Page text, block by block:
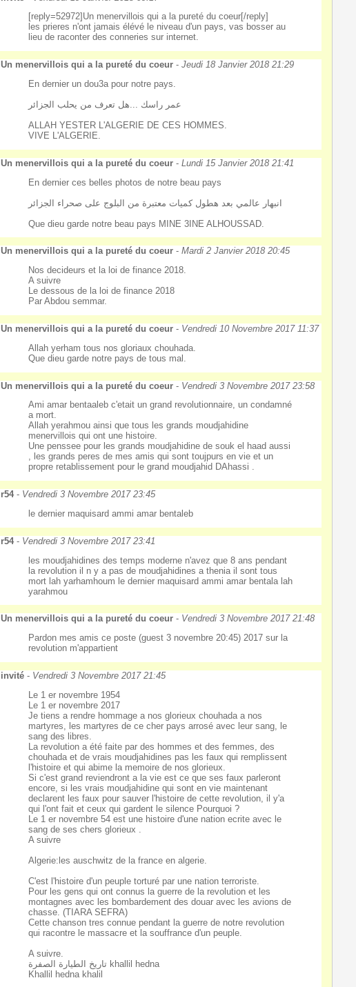
[reply=52972]Un menervillois qui a la pureté du coeur[/reply]
les prieres n'ont jamais élévé le niveau d'un pays, vas bosser au
lieu de raconter des conneries sur internet.
Un menervillois qui a la pureté du coeur -Jeudi 18 Janvier 2018 21:29
En dernier un dou3a pour notre pays.
عمر راسك ...هل تعرف من يحلب الجزائر
ALLAH YESTER L'ALGERIE DE CES HOMMES.
VIVE L'ALGERIE.
Un menervillois qui a la pureté du coeur -Lundi 15 Janvier 2018 21:41
En dernier ces belles photos de notre beau pays
انبهار عالمي بعد هطول كميات معتبرة من البلوج على صحراء الجزائر
Que dieu garde notre beau pays MINE 3INE ALHOUSSAD.
Un menervillois qui a la pureté du coeur -Mardi 2 Janvier 2018 20:45
Nos decideurs et la loi de finance 2018.
A suivre
Le dessous de la loi de finance 2018
Par Abdou semmar.
Un menervillois qui a la pureté du coeur - Vendredi 10 Novembre 2017 11:37
Allah yerham tous nos gloriaux chouhada.
Que dieu garde notre pays de tous mal.
Un menervillois qui a la pureté du coeur - Vendredi 3 Novembre 2017 23:58
Ami amar bentaaleb c'etait un grand revolutionnaire, un condamné
a mort.
Allah yerahmou ainsi que tous les grands moudjahidine
menervillois qui ont une histoire.
Une penssee pour les grands moudjahidine de souk el haad aussi
, les grands peres de mes amis qui sont toujpurs en vie et un
propre retablissement pour le grand moudjahid DAhassi .
r54- Vendredi 3 Novembre 2017 23:45
le dernier maquisard ammi amar bentaleb
r54- Vendredi 3 Novembre 2017 23:41
les moudjahidines des temps moderne n'avez que 8 ans pendant
la revolution il n y a pas de moudjahidines a thenia il sont tous
mort lah yarhamhoum le dernier maquisard ammi amar bentala lah
yarahmou
Un menervillois qui a la pureté du coeur - Vendredi 3 Novembre 2017 21:48
Pardon mes amis ce poste (guest 3 novembre 20:45) 2017 sur la
revolution m'appartient
invité - Vendredi 3 Novembre 2017 21:45
Le 1 er novembre 1954
Le 1 er novembre 2017
Je tiens a rendre hommage a nos glorieux chouhada a nos
martyres, les martyres de ce cher pays arrosé avec leur sang, le
sang des libres.
La revolution a été faite par des hommes et des femmes, des
chouhada et de vrais moudjahidines pas les faux qui remplissent
l'histoire et qui abime la memoire de nos glorieux.
Si c'est grand reviendront a la vie est ce que ses faux parleront
encore, si les vrais moudjahidine qui sont en vie maintenant
declarent les faux pour sauver l'histoire de cette revolution, il y'a
qui l'ont fait et ceux qui gardent le silence Pourquoi ?
Le 1 er novembre 54 est une histoire d'une nation ecrite avec le
sang de ses chers glorieux .
A suivre
Algerie:les auschwitz de la france en algerie.
C'est l'histoire d'un peuple torturé par une nation terroriste.
Pour les gens qui ont connus la guerre de la revolution et les
montagnes avec les bombardement des douar avec les avions de
chasse. (TIARA SEFRA)
Cette chanson tres connue pendant la guerre de notre revolution
qui racontre le massacre et la souffrance d'un peuple.
A suivre.
تاريخ الطيارة الصفرة khallil hedna
Khallil hedna khalil